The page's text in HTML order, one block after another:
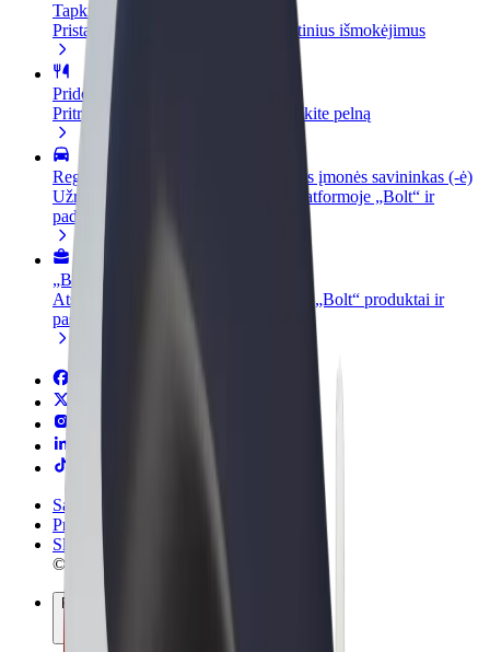
Tapkite kurjeriu (-e)
Pristatinėkite maistą ir gaukite savaitinius išmokėjimus
Pridėti restoraną ar parduotuvę
Pritraukite daugiau klientų ir padidinkite pelną
Registruotis kaip automobilių nuomos įmonės savininkas (-ė)
Užregistruokite savo automobilius platformoje „Bolt“ ir
padidinkite pajamas
„Bolt for Business“
Atskirų įmonių poreikiams pritaikomi „Bolt“ produktai ir
paslaugos
Sąlygos
Privatumas
Slapukai
© 2026 Bolt Technology OÜ
Paslaugos